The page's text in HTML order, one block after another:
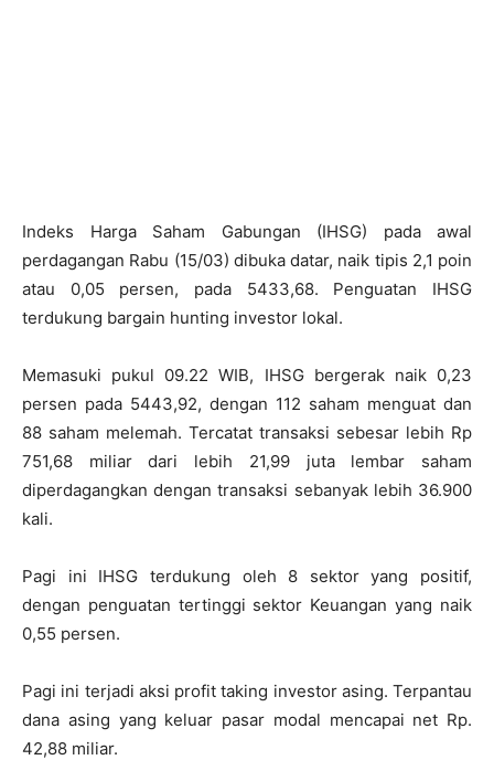
Indeks Harga Saham Gabungan (IHSG) pada awal
perdagangan Rabu (15/03) dibuka datar, naik tipis 2,1 poin
atau 0,05 persen, pada 5433,68. Penguatan IHSG
terdukung bargain hunting investor lokal.
Memasuki pukul 09.22 WIB, IHSG bergerak naik 0,23
persen pada 5443,92, dengan 112 saham menguat dan
88 saham melemah. Tercatat transaksi sebesar lebih Rp
751,68 miliar dari lebih 21,99 juta lembar saham
diperdagangkan dengan transaksi sebanyak lebih 36.900
kali.
Pagi ini IHSG terdukung oleh 8 sektor yang positif,
dengan penguatan tertinggi sektor Keuangan yang naik
0,55 persen.
Pagi ini terjadi aksi profit taking investor asing. Terpantau
dana asing yang keluar pasar modal mencapai net Rp.
42,88 miliar.